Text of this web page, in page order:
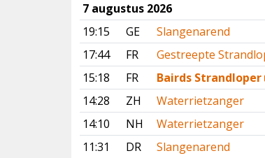
7 augustus 2026
19:15
GE
Slangenarend
17:44
FR
Gestreepte
15:18
FR
Bairds Strandloper
14:28
ZH
Waterrietzanger
14:10
NH
Waterrietzanger
11:31
DR
Slangenarend